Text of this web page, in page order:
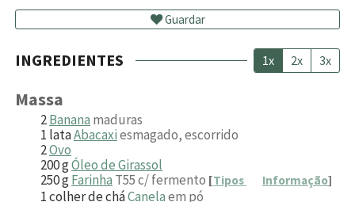
Guardar
INGREDIENTES 1x 2x 3x
Massa
2Banana maduras
1 lataAbacaxiesmagado, escorrido
2Ovo
200gÓleo de Girassol
250gFarinha T55 c/ fermento [Tipos Informação]
1colher de cháCanelaem pó